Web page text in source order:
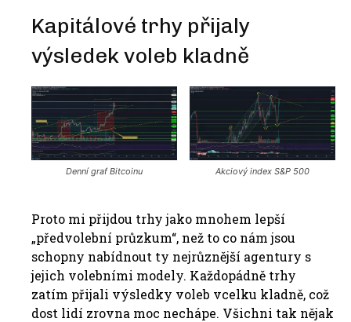
Kapitálové trhy přijaly
výsledek voleb kladně
Denní graf Bitcoinu Akciový index S&P 500
Proto mi přijdou trhy jako mnohem lepší
„předvolební průzkum“, než to co nám jsou
schopny nabídnout ty nejrůznější agentury s
jejich volebními modely. Každopádně trhy
zatím přijali výsledky voleb vcelku kladně, což
dost lidí zrovna moc nechápe. Všichni tak nějak